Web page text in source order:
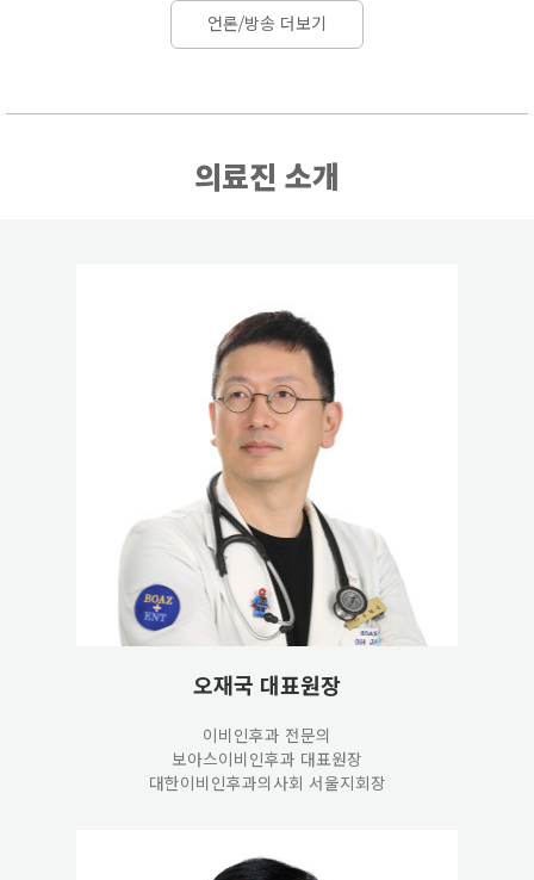
#서울경제TV #세계목소리의날 #WorldVoiceDay #대
한후두음성언어의학회 #오재국원장 #패널토의 #음성질환
단과 과학적인 훈련이 뒷받침된다면 성대도 평생 단련할 수
있다”고 전했습니다.
03727673?sid=1033
위한 진료·연구·교육 활동을 지속해 나가겠습니다.
#동아일보 #오재국원장 #음성질환 #발성 #고음발성 #목
언론/방송 더보기
의료진 소개
오재국 대표원장
이비인후과 전문의
보아스이비인후과 대표원장
대한이비인후과의사회 서울지회장